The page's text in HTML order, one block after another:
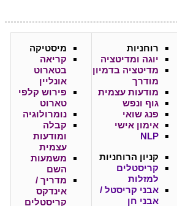
רוחניות
יוגה ומדיטציה
מדיטציה בדמיון
מודרך
מודעות עצמית
גוף ונפש
פנג שואי
אימון אישי
NLP
קניון הרוחניות
קריסטלים
למזלות
אבני קריסטל /
אבני חן
מיסטיקה
קריאה
בטארוט
אונליין
פירוש קלפי
טארוט
נומרולוגיה
קבלה
ומודעות
עצמית
משמעות
השם
מדריך /
אינדקס
קריסטלים